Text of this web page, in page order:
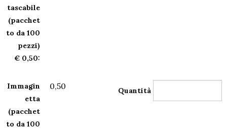
tascabile
(pacchet
to da 100
pezzi)
€ 0,50:
Immagin
etta
(pacchet
to da 100
0,50 Quantità